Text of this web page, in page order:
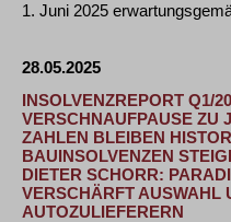
1. Juni 2025
28.05.2025
INSOLVENZREPORT Q1/
ERSCHNAUFPAUSE ZU
AHLEN BLEIBEN
AUINSOLVENZEN
IETER SCHORR:
ERSCHÄRFT AUSWAHL
UTOZULIEFERERN